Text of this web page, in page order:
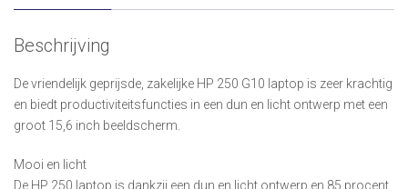
Beschrijving
De vriendelijk geprijsde, zakelijke HP 250 G10 laptop is zeer krachtig
en biedt productiviteitsfuncties in een dun en licht ontwerp met een
groot 15,6 inch beeldscherm.
Mooi en licht
De HP 250 laptop is dankzij een dun en licht ontwerp en 85 procent